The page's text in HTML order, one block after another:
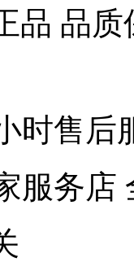
品 品质
时售后
服务店